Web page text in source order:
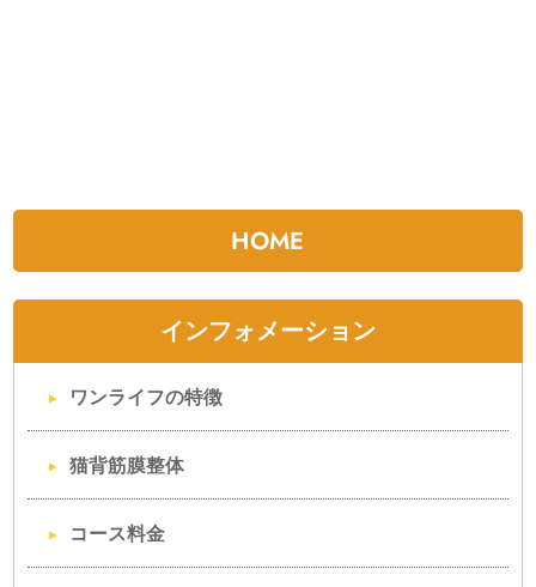
HOME
インフォメーション
ワンライフの特徴
猫背筋膜整体
コース料金